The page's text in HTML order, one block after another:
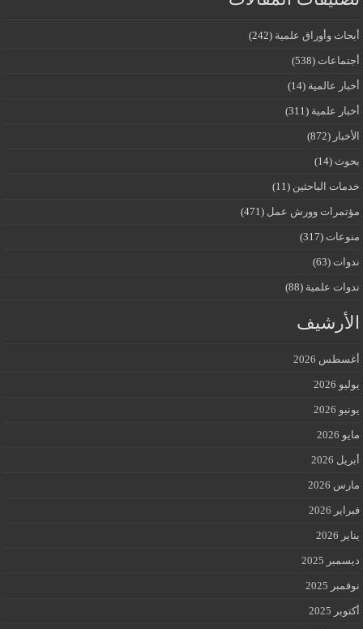
أبحاث وأوراق علمية (242)
أجتماعات (538)
أخبار عالمية (14)
أخبار علمية (311)
الأخبار (872)
بحوث (14)
خدمات الباحثين (11)
مؤتمرات وورش عمل (471)
منوعات (317)
ندوات (63)
ندوات علمية (88)
الأرشيف
أغسطس 2026
يوليو 2026
يونيو 2026
مايو 2026
أبريل 2026
مارس 2026
فبراير 2026
يناير 2026
ديسمبر 2025
نوفمبر 2025
أكتوبر 2025